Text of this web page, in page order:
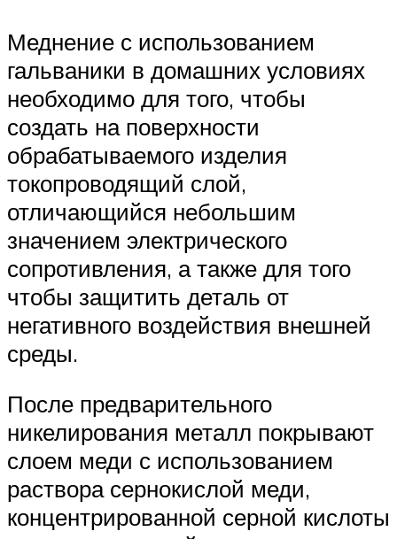
Меднение с использованием
гальваники в домашних условиях
необходимо для того, чтобы
создать на поверхности
обрабатываемого изделия
токопроводящий слой,
отличающийся небольшим
значением электрического
сопротивления, а также для того
чтобы защитить деталь от
негативного воздействия внешней
среды.
После предварительного
никелирования металл покрывают
слоем меди с использованием
раствора сернокислой меди,
концентрированной серной кислоты